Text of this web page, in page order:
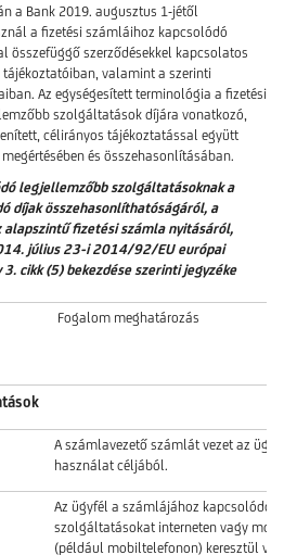
a Bank 2019. augusztus 1-jétől
a fizetési számláihoz kapcsolódó
szerződésekkel kapcsolatos
tájékoztatóiban, valamint a szerinti
Az egységesített terminológia a fizetési
szolgáltatások díjára vonatkozó,
célirányos tájékoztatással együtt
és összehasonlításában.
legjellemzőbb szolgáltatásoknak a
díjak összehasonlíthatóságáról, a
fizetési számla nyitásáról,
július 23-i 2014/92/EU európai
cikk (5) bekezdése szerinti jegyzéke
Fogalom meghatározás
A számlavezető számlát vezet az
használat céljából.
Az ügyfél a számlájához kapcsolódó
szolgáltatásokat interneten vagy
(például mobiltelefonon) keresztül